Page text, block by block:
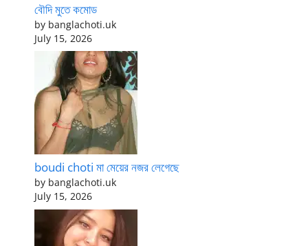
বৌদি মুতে কমোড
by banglachoti.uk
July 15, 2026
boudi choti মা মেয়ের নজর লেগেছে
by banglachoti.uk
July 15, 2026